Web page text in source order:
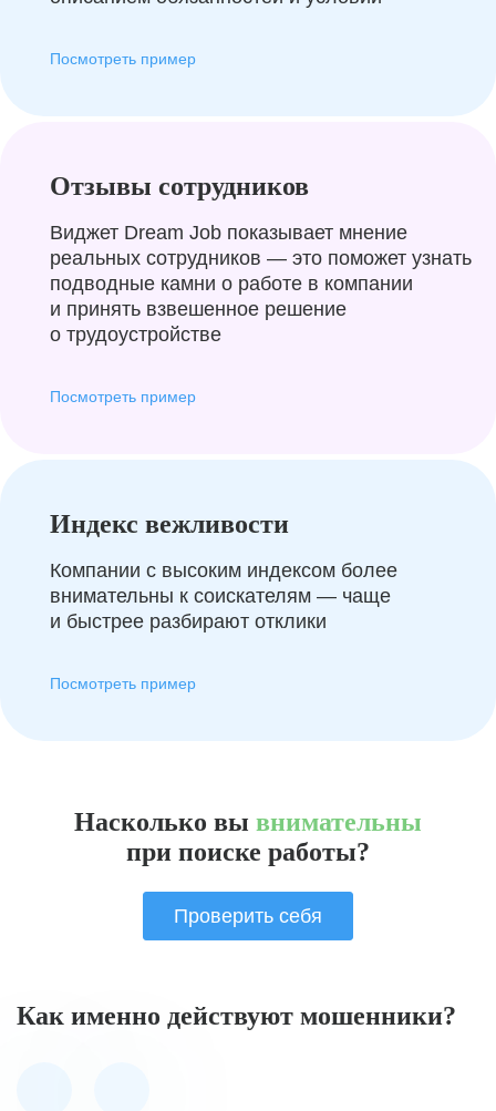
Посмотреть пример
Отзывы сотрудников
Виджет Dream Job показывает мнение
реальных сотрудников — это поможет узнать
подводные камни о работе в компании
и принять взвешенное решение
о трудоустройстве
Посмотреть пример
Индекс вежливости
Компании с высоким индексом более
внимательны к соискателям — чаще
и быстрее разбирают отклики
Посмотреть пример
Насколько вы внимательны
при поиске работы?
Проверить себя
Как именно действуют мошенники?